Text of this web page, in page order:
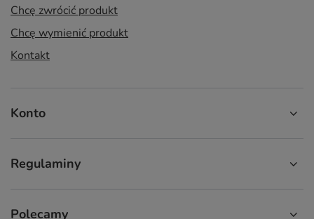
Chcę zwrócić produkt
Chcę wymienić produkt
Kontakt
Konto
Regulaminy
Polecamy